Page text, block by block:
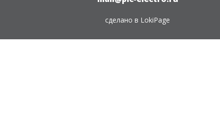
сделано в LokiPage